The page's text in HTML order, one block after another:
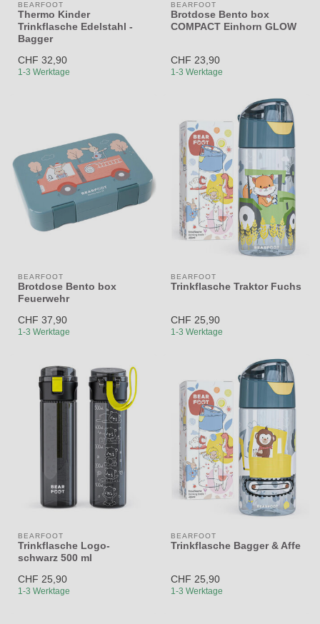
BEARFOOT
Thermo Kinder
Trinkflasche Edelstahl -
Bagger
CHF 32,90
1-3 Werktage
BEARFOOT
Brotdose Bento box
COMPACT Einhorn GLOW
CHF 23,90
1-3 Werktage
BEARFOOT
Brotdose Bento box
Feuerwehr
CHF 37,90
1-3 Werktage
BEARFOOT
Trinkflasche Traktor Fuchs
CHF 25,90
1-3 Werktage
BEARFOOT
Trinkflasche Logo-
schwarz 500 ml
CHF 25,90
1-3 Werktage
BEARFOOT
Trinkflasche Bagger & Affe
CHF 25,90
1-3 Werktage